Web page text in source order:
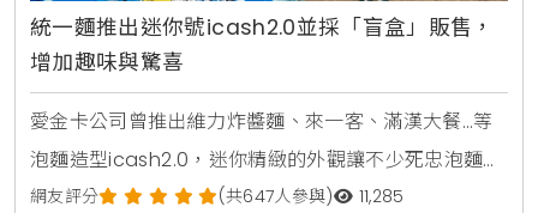
統一麵推出迷你號icash2.0並採「盲盒」販售，
增加趣味與驚喜
愛金卡公司曾推出維力炸醬麵、來一客、滿漢大餐…等
泡麵造型icash2.0，迷你精緻的外觀讓不少死忠泡麵族
搶著購入，而這次特別將大家從小吃到大的統一麵製作
網友評分 (共647人參與) 11,285